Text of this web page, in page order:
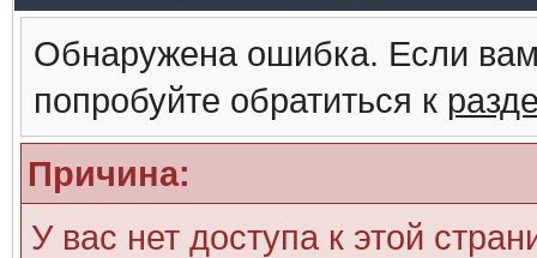
Обнаружена ошибка. Если
попробуйте обратиться к
Причина:
У вас нет доступа к этой